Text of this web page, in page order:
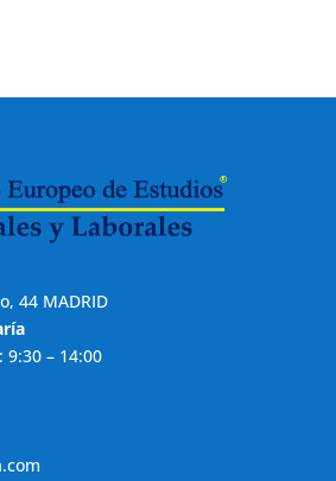
44 MADRID
9:30 – 14:00